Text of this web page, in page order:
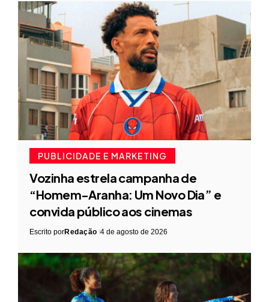
PUBLICIDADE E MARKETING
Vozinha estrela campanha de
“Homem-Aranha: Um Novo Dia” e
convida público aos cinemas
Escrito porRedação 4 de agosto de 2026